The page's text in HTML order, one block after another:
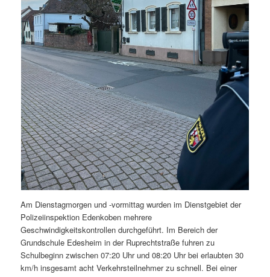
Am Dienstagmorgen und -vormittag wurden im Dienstgebiet der
Polizeiinspektion Edenkoben mehrere
Geschwindigkeitskontrollen durchgeführt. Im Bereich der
Grundschule Edesheim in der Ruprechtstraße fuhren zu
Schulbeginn zwischen 07:20 Uhr und 08:20 Uhr bei erlaubten 30
km/h insgesamt acht Verkehrsteilnehmer zu schnell. Bei einer